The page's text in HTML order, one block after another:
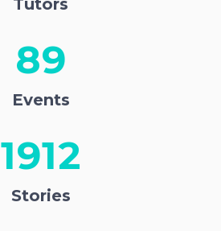
Tutors
89
Events
1912
Stories